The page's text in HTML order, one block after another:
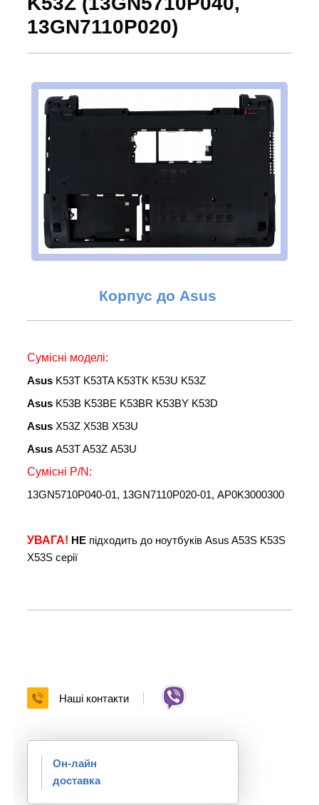
13GN7110P020)
Корпус до Asus
Сумісні моделі:
Asus K53T K53TA K53TK K53U K53Z
Asus K53B K53BE K53BR K53BY K53D
Asus X53Z X53B X53U
Asus A53T A53Z A53U
Сумісні P/N:
13GN5710P040-01, 13GN7110P020-01, AP0K3000300
УВАГА! НЕ підходить до ноутбуків Asus A53S K53S
X53S серії
Наші контакти
Он-лайн
доставка